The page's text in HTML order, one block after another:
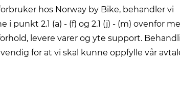
hos Norway by Bike, behandler vi
punkt 2.1 (a) - (f) og 2.1 (j) - (m) ovenfor
levere varer og yte support.
for at vi skal kunne oppfylle vår